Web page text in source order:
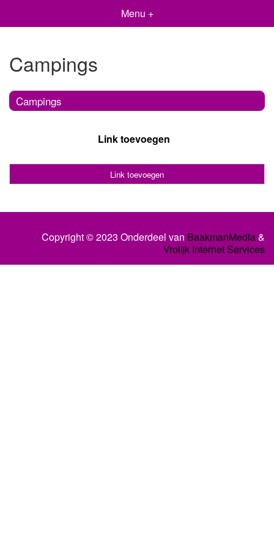
Menu +
Campings
Campings
Link toevoegen
Link toevoegen
Copyright © 2023 Onderdeel van BaakmanMedia&
Vrolijk Internet Services